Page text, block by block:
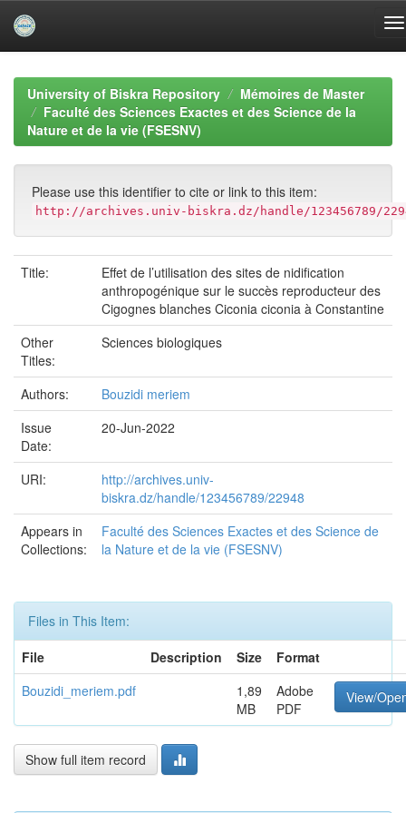
navigationUniversity of Biskra Repository
Mémoires de Master
Faculté des Sciences Exactes et des Science de la
Nature et de la vie (FSESNV)
Please use this identifier to cite or link to this item:
http://archives.univ-biskra.dz/handle/123456789/
Title:
Effet de l’utilisation des sites de nidification
anthropogénique sur le succès reproducteur des
Cigognes blanches Ciconia ciconia à Constantine
Other
Titles:
Sciences biologiques
Authors:
Bouzidi meriem
Issue
Date:
20-Jun-2022
URI:
http://archives.univ-
biskra.dz/handle/123456789/22948
Appears in
Collections:
Faculté des Sciences Exactes et des Science de
la Nature et de la vie (FSESNV)
Files in This Item:
File
Description Size
Format
Bouzidi_meriem.pdf
1,89
MB
Adobe
PDF
View/
Show full item record